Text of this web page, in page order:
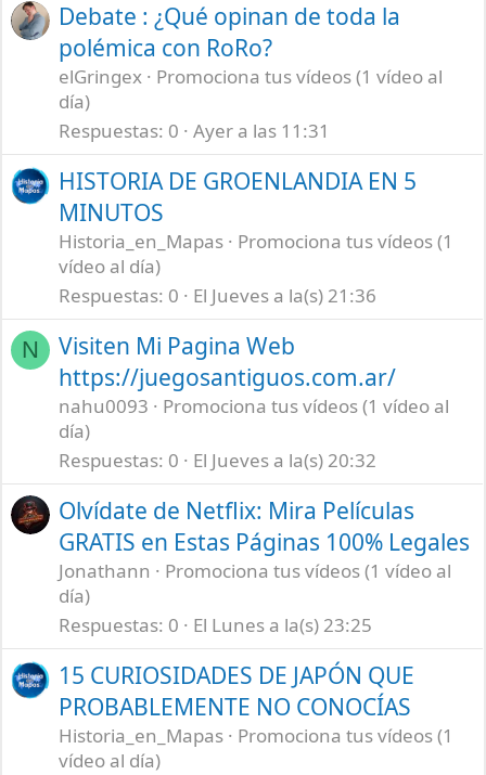
Debate : ¿Qué opinan de toda la
polémica con RoRo?
elGringex
Promociona tus vídeos (1 vídeo al
día)
Respuestas 0 Ayer a las 11:31
HISTORIA DE GROENLANDIA EN 5
MINUTOS
Historia_en_Mapas
Promociona tus vídeos (1
vídeo al día)
Respuestas 0 El Jueves a la(s) 21:36
N
Visiten Mi Pagina Web
https://juegosantiguos.com.ar/
nahu0093
Promociona tus vídeos (1 vídeo al
día)
Respuestas 0 El Jueves a la(s) 20:32
Olvídate de Netflix: Mira Películas
GRATIS en Estas Páginas 100% Legales
Jonathann
Promociona tus vídeos (1 vídeo al
día)
Respuestas 0 El Lunes a la(s) 23:25
15 CURIOSIDADES DE JAPÓN QUE
PROBABLEMENTE NO CONOCÍAS
Historia_en_Mapas
Promociona tus vídeos (1
vídeo al día)